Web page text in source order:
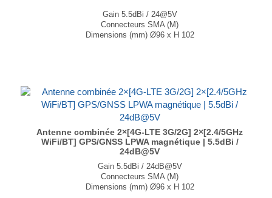
Gain 5.5dBi / 24@5V
Connecteurs SMA (M)
Dimensions (mm) Ø96 x H 102
Antenne combinée 2×[4G-LTE 3G/2G] 2×[2.4/5GHz
WiFi/BT] GPS/GNSS LPWA magnétique | 5.5dBi /
24dB@5V
Gain 5.5dBi / 24dB@5V
Connecteurs SMA (M)
Dimensions (mm) Ø96 x H 102